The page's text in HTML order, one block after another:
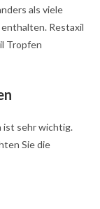
als viele
Restaxil
Tropfen
ist sehr wichtig.
Sie die